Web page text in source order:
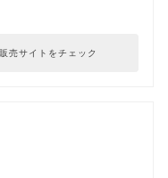
販売サイトをチェック